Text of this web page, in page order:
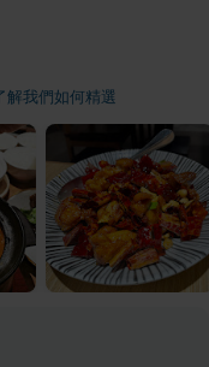
了解我們如何精選